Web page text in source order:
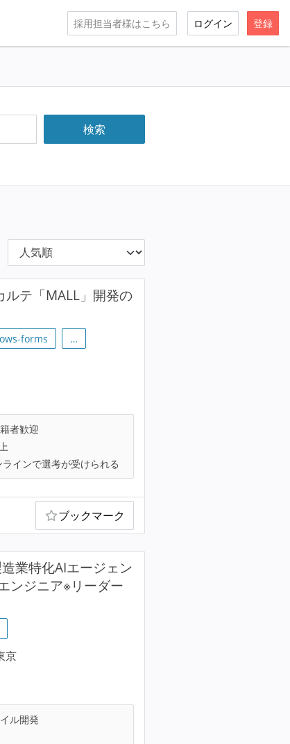
採用担当者様はこちら ログイン 登録
ルテ「MALL」開発の
forms …
者歓迎
ラインで選考が受けられる
ブックマーク
業特化AIエージェン
ンジニア※リーダー
京
ル開発